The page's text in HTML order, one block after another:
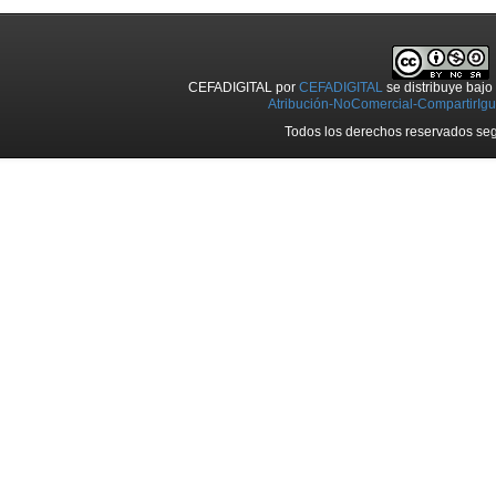
CEFADIGITAL porCEFADIGITAL se distribuye
Atribución-NoComercial-
Todos los derechos reservados